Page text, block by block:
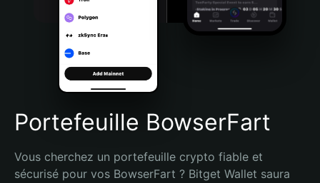
Português (Brasil)
Español (Argentina)
Portefeuille BowserFart
Vous cherchez un portefeuille crypto fiable et
sécurisé pour vos BowserFart ? Bitget Wallet saura